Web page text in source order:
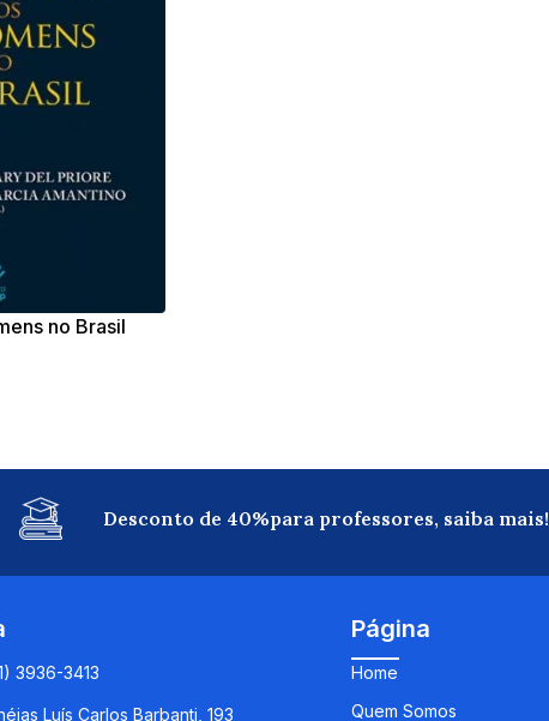
no Brasil
Desconto de 40%para professores, saiba mais!
3936-3413
Luís Carlos Barbanti, 193
Página
Home
Quem Somos